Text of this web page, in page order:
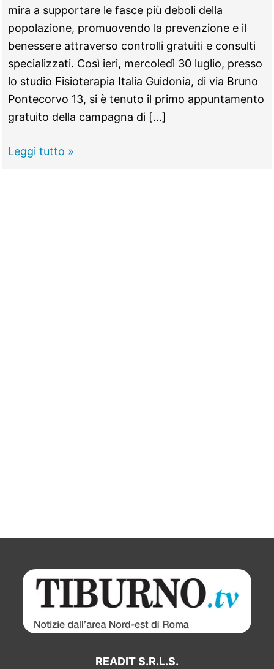
mira a supportare le fasce più deboli della
popolazione, promuovendo la prevenzione e il
benessere attraverso controlli gratuiti e consulti
specializzati. Così ieri, mercoledì 30 luglio, presso
lo studio Fisioterapia Italia Guidonia, di via Bruno
Pontecorvo 13, si è tenuto il primo appuntamento
gratuito della campagna di […]
GUIDONIA
Leggi tutto »
READIT S.R.L.S.